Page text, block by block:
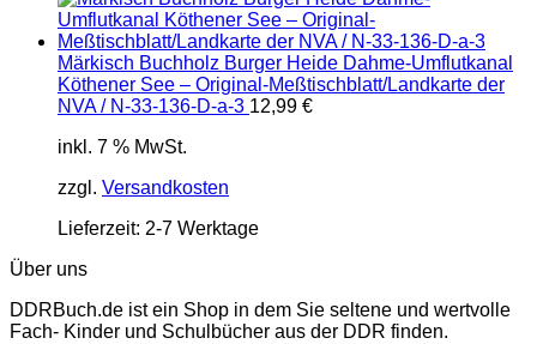
Märkisch Buchholz Burger Heide Dahme-Umflutkanal
Köthener See – Original-Meßtischblatt/Landkarte der
NVA / N-33-136-D-a-3 12,99 €
inkl. 7 % MwSt.
zzgl. Versandkosten
Lieferzeit: 2-7 Werktage
Über uns
DDRBuch.de ist ein Shop in dem Sie seltene und wertvolle
Fach- Kinder und Schulbücher aus der DDR finden.